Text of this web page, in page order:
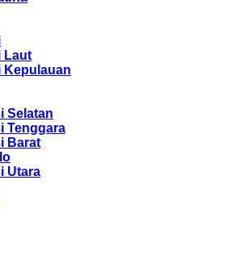
Laut
Kepulauan
Selatan
Tenggara
Barat
Utara